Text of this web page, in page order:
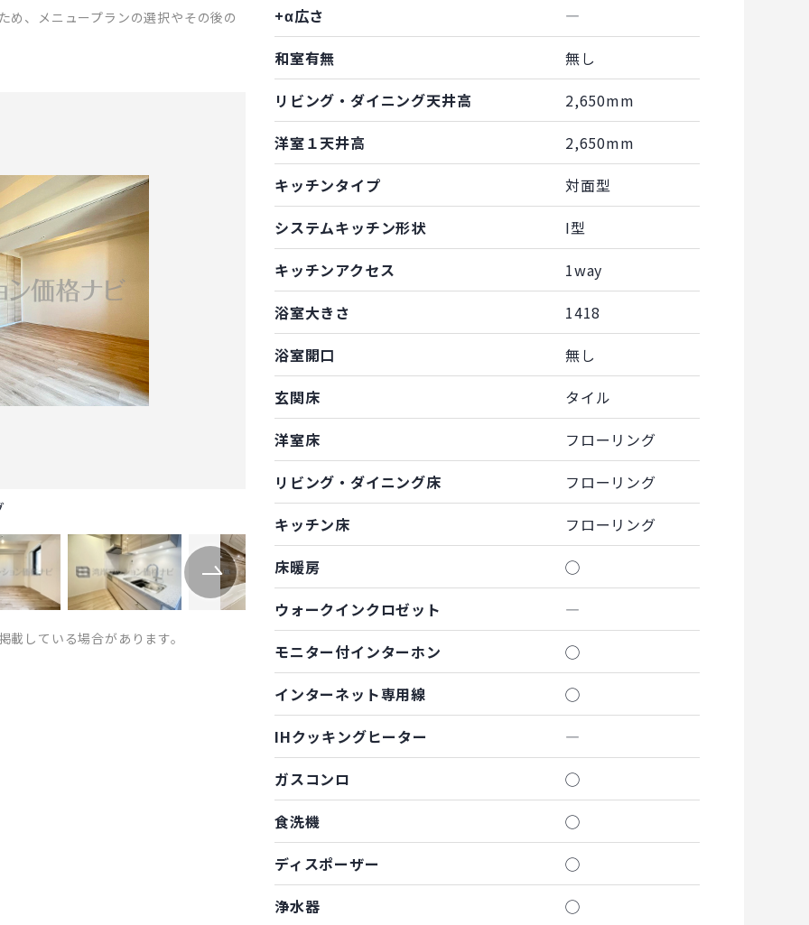
、メニュープランの選択やその後の
している場合があります。
+α広さ
―
和室有無
無し
リビング・ダイニング天井高
2,650mm
洋室１天井高
2,650mm
キッチンタイプ
対面型
システムキッチン形状
I型
キッチンアクセス
1way
浴室大きさ
1418
浴室開口
無し
玄関床
タイル
洋室床
フローリング
リビング・ダイニング床
フローリング
キッチン床
フローリング
床暖房
◯
ウォークインクロゼット
―
モニター付インターホン
◯
インターネット専用線
◯
IHクッキングヒーター
―
ガスコンロ
◯
食洗機
◯
ディスポーザー
◯
浄水器
◯